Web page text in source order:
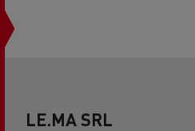
LE.MA SRL